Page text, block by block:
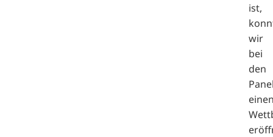
ist,
wir
bei
den